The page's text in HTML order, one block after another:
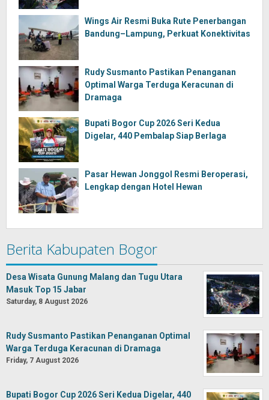
Wings Air Resmi Buka Rute Penerbangan
Bandung–Lampung, Perkuat Konektivitas
Rudy Susmanto Pastikan Penanganan
Optimal Warga Terduga Keracunan di
Dramaga
Bupati Bogor Cup 2026 Seri Kedua
Digelar, 440 Pembalap Siap Berlaga
Pasar Hewan Jonggol Resmi Beroperasi,
Lengkap dengan Hotel Hewan
Berita Kabupaten Bogor
Desa Wisata Gunung Malang dan Tugu Utara
Masuk Top 15 Jabar
Saturday, 8 August 2026
Rudy Susmanto Pastikan Penanganan Optimal
Warga Terduga Keracunan di Dramaga
Friday, 7 August 2026
Bupati Bogor Cup 2026 Seri Kedua Digelar, 440